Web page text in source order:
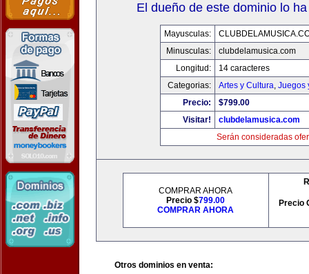
El dueño de este dominio lo
Mayusculas:
Minusculas:
clubdelamusica.com
Longitud:
14 caracteres
Categorias:
Artes y Cultura, Juegos
Precio:
$799.00
Visitar!
clubdelamusica.com
Serán consideradas
COMPRAR AHORA
Precio $799.00
COMPRAR AHORA
Precio
Otros dominios en venta: